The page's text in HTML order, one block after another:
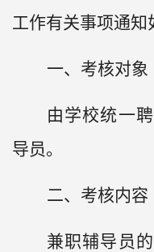
工作有关事项通知
一、考核对象
由学校统一
导员。
二、考核内容
兼职辅导员